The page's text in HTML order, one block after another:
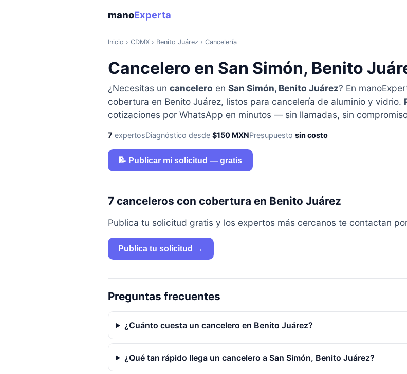
manoExperta
Inicio › CDMX› Benito Juárez › Cancelería
Cancelero en San Simón, Benito
¿Necesitas un cancelero en San Simón, Benito Juárez? En
cobertura en Benito Juárez, listos para cancelería de aluminio y vidrio.
cotizaciones por WhatsApp en minutos — sin llamadas, sin
7 expertosDiagnóstico desde $150 MXNPresupuesto sin costo
📝 Publicar mi solicitud — gratis
7 canceleros con cobertura en Benito Juárez
Publica tu solicitud gratis y los expertos más cercanos te contactan
Publica tu solicitud →
Preguntas frecuentes
¿Cuánto cuesta un cancelero en Benito Juárez?
¿Qué tan rápido llega un cancelero a San Simón, Benito Juárez?